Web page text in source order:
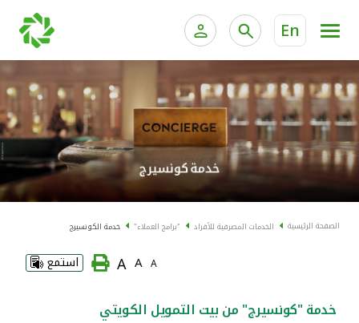
En
الخدمات المصرفية الإلكترونية للأفراد
الخدمات المصرفية الإلكترونية للشركات
خدمة "بيتك" للتداول الإلكتروني
الخدمات المصرفية للأفراد الخدمات المالية
الحسابات المصرفية
البطاقات
الصفحة الرئيسية الخدمات المصرفية للأفراد "برامج العملاء" خدمة الكونسيرج
A
A
A استمع
خدمة "كونسيرج" من بيت التمويل الكويتي